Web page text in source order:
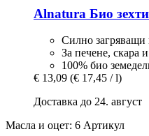
Alnatura Био
Силно загряващи
За печене, скара
100% био
€ 13,09 (€ 17,45 / l)
Доставка до 24. август
Масла и оцет: 6 Артикул